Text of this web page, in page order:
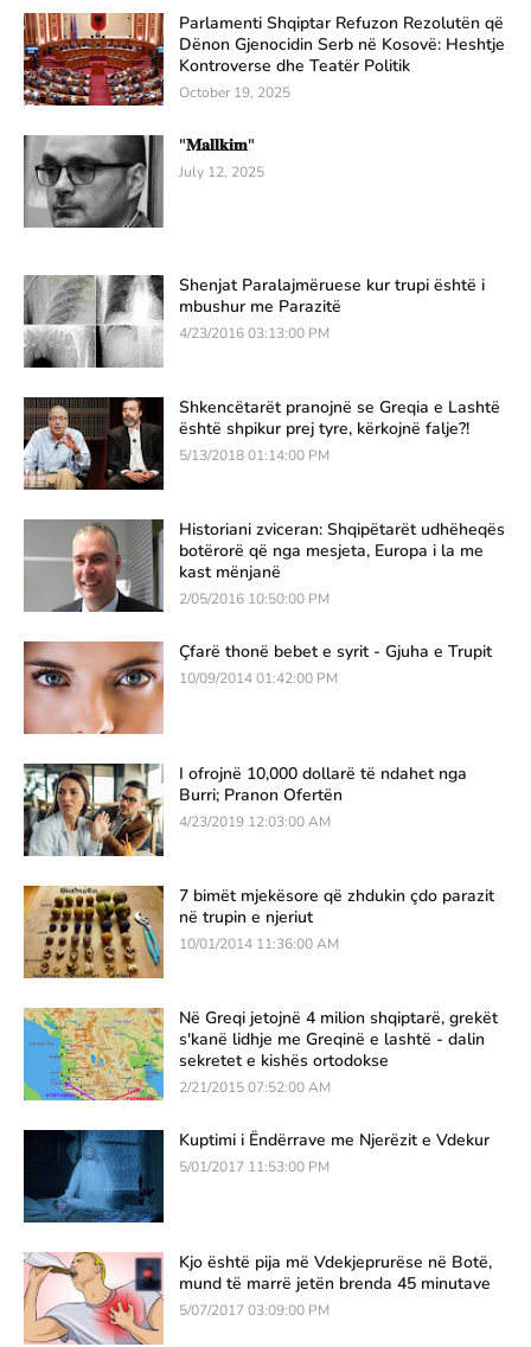
Parlamenti Shqiptar Refuzon Rezolutën që
Dënon Gjenocidin Serb në Kosovë: Heshtje
Kontroverse dhe Teatër Politik
October 19, 2025
"𝐌𝐚𝐥𝐥𝐤𝐢𝐦"
July 12, 2025
Shenjat Paralajmëruese kur trupi është i
mbushur me Parazitë
4/23/2016 03:13:00 PM
Shkencëtarët pranojnë se Greqia e Lashtë
është shpikur prej tyre, kërkojnë falje?!
5/13/2018 01:14:00 PM
Historiani zviceran: Shqipëtarët udhëheqës
botërorë që nga mesjeta, Europa i la me
kast mënjanë
2/05/2016 10:50:00 PM
Çfarë thonë bebet e syrit - Gjuha e Trupit
10/09/2014 01:42:00 PM
I ofrojnë 10,000 dollarë të ndahet nga
Burri; Pranon Ofertën
4/23/2019 12:03:00 AM
7 bimët mjekësore që zhdukin çdo parazit
në trupin e njeriut
10/01/2014 11:36:00 AM
Në Greqi jetojnë 4 milion shqiptarë, grekët
s'kanë lidhje me Greqinë e lashtë - dalin
sekretet e kishës ortodokse
2/21/2015 07:52:00 AM
Kuptimi i Ëndërrave me Njerëzit e Vdekur
5/01/2017 11:53:00 PM
Kjo është pija më Vdekjeprurëse në Botë,
mund të marrë jetën brenda 45 minutave
5/07/2017 03:09:00 PM